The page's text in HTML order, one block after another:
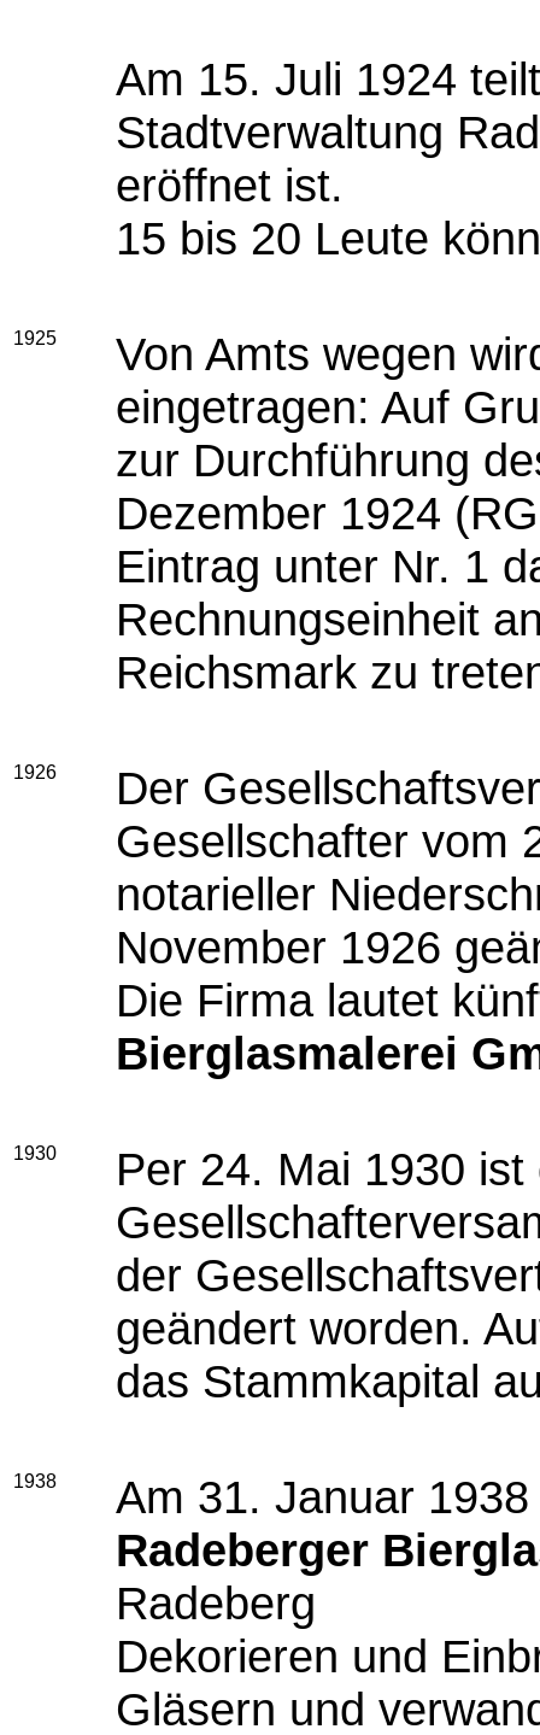
Am 15. Juli 1924
Stadtverwaltung
eröffnet ist.
15 bis 20 Leute
1925
Von Amts wegen
eingetragen: Auf
zur Durchführung
Dezember 1924
Eintrag unter Nr. 1
Rechnungseinheit
Reichsmark zu
1926
Der
Gesellschafter vom
notarieller
November 1926
Die Firma lautet
Bierglasmalerei
1930 Per 24. Mai 1930 ist
der
geändert worden.
das Stammkapital
1938 Am 31. Januar 1938
Radeberger
Radeberg
Dekorieren und
Gläsern und